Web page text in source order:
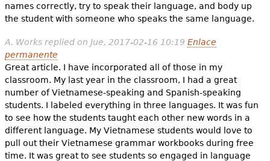
names correctly, try to speak their language, and body up
the student with someone who speaks the same language.
A. Worksreplied on Jue, 2017-02-16 10:19 Enlace
permanente
Great article. I have incorporated all of those in my
classroom. My last year in the classroom, I had a great
number of Vietnamese-speaking and Spanish-speaking
students. I labeled everything in three languages. It was fun
to see how the students taught each other new words in a
different language. My Vietnamese students would love to
pull out their Vietnamese grammar workbooks during free
time. It was great to see students so engaged in language